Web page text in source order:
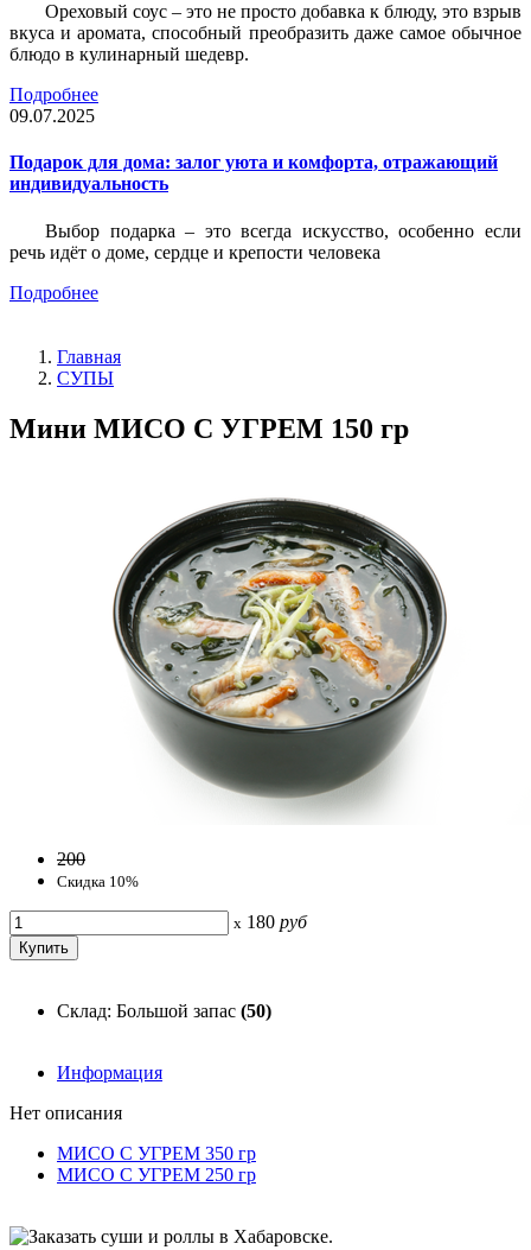
Ореховый соус – это не просто добавка к блюду, это взрыв
вкуса и аромата, способный преобразить даже самое обычное
блюдо в кулинарный шедевр.
Подробнее
09.07.2025
Подарок для дома: залог уюта и комфорта, отражающий
индивидуальность
Выбор подарка – это всегда искусство, особенно если
речь идёт о доме, сердце и крепости человека
Подробнее
Главная
СУПЫ
Мини МИСО С УГРЕМ 150 гр
200
Скидка 10%
x 180 руб
Склад: Большой запас (50)
Информация
Нет описания
МИСО С УГРЕМ 350 гр
МИСО С УГРЕМ 250 гр